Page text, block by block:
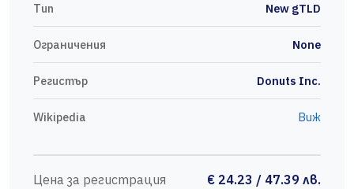
Тип New gTLD
Ограничения None
Регистър Donuts Inc.
Wikipedia Виж
Цена за регистрация
€ 24.23 / 47.39 лв.